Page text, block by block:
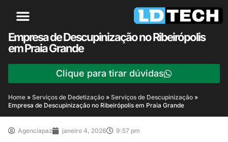
Empresa de Descupinização no Ribeirópolis
em Praia Grande
Clique para tirar dúvidas
Home » Serviços de Dedetização » Serviços de Descupinização »
Empresa de Descupinização no Ribeirópolis em Praia Grande
Agenciapaz janeiro 4, 2026 9:57 pm